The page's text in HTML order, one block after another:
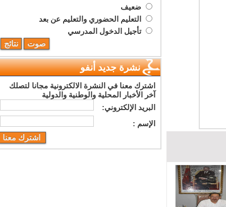
ضعيف
التعليم الحضوري والتعليم عن بعد
تأجيل الدخول المدرسي
نشرة جديد أنفو
اشترك معنا في النشرة الالكترونية مجانا لتصلك
آخر الأخبار المحلية والوطنية والدولية
البريد اﻹلكتروني:
اﻹسم :